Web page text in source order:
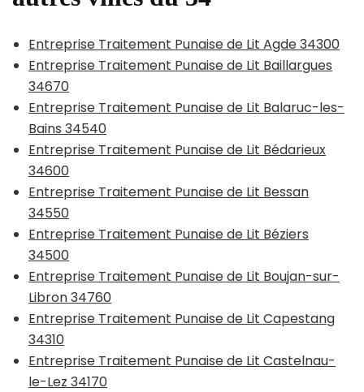
Entreprise Traitement Punaise de Lit Agde 34300
Entreprise Traitement Punaise de Lit Baillargues
34670
Entreprise Traitement Punaise de Lit Balaruc-les-
Bains 34540
Entreprise Traitement Punaise de Lit Bédarieux
34600
Entreprise Traitement Punaise de Lit Bessan
34550
Entreprise Traitement Punaise de Lit Béziers
34500
Entreprise Traitement Punaise de Lit Boujan-sur-
Libron 34760
Entreprise Traitement Punaise de Lit Capestang
34310
Entreprise Traitement Punaise de Lit Castelnau-
le-Lez 34170